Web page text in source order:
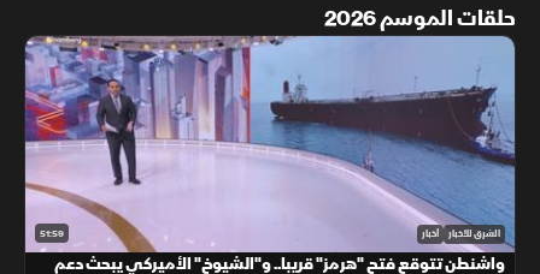
حلقات الموسم 2026
51:59 الشرق للأخبار أخبار
واشنطن تتوقع فتح "هرمز" قريبا.. و"الشيوخ" الأميركي يبحث دعم